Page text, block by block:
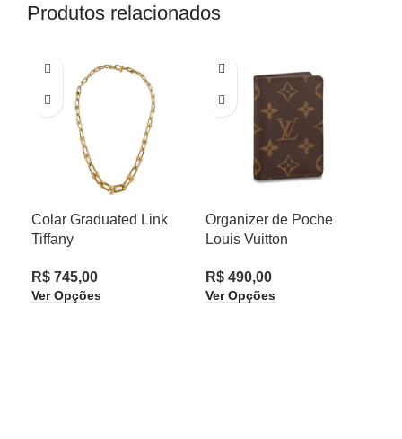
Produtos relacionados
Colar Graduated Link
Tiffany
R$ 745,00
Ver Opções
Organizer de Poche
Louis Vuitton
R$ 490,00
Ver Opções